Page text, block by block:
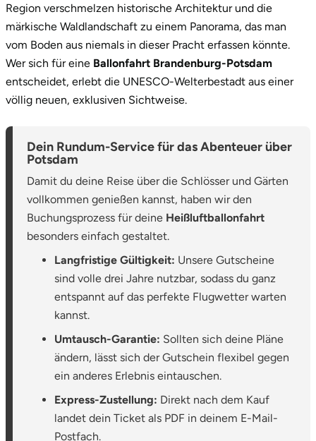
Region verschmelzen historische Architektur und die
märkische Waldlandschaft zu einem Panorama, das man
vom Boden aus niemals in dieser Pracht erfassen könnte.
Wer sich für eine Ballonfahrt Brandenburg-Potsdam
entscheidet, erlebt die UNESCO-Welterbestadt aus einer
völlig neuen, exklusiven Sichtweise.
Dein Rundum-Service für das Abenteuer über
Potsdam
Damit du deine Reise über die Schlösser und Gärten
vollkommen genießen kannst, haben wir den
Buchungsprozess für deine Heißluftballonfahrt
besonders einfach gestaltet.
Langfristige Gültigkeit: Unsere Gutscheine
sind volle drei Jahre nutzbar, sodass du ganz
entspannt auf das perfekte Flugwetter warten
kannst.
Umtausch-Garantie: Sollten sich deine Pläne
ändern, lässt sich der Gutschein flexibel gegen
ein anderes Erlebnis eintauschen.
Express-Zustellung: Direkt nach dem Kauf
landet dein Ticket als PDF in deinem E-Mail-
Postfach.